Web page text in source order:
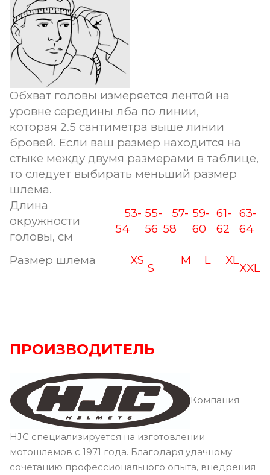
Обхват головы измеряется лентой на
уровне середины лба по линии,
которая 2.5 сантиметра выше линии
бровей. Если ваш размер находится на
стыке между двумя размерами в таблице,
то следует выбирать меньший размер
шлема.
Длина
окружности
головы, см
53-
54
55-
56
57-
58
59-
60
61-
62
63-
64
Размер шлема XS
S
M L XL
XXL
ПРОИЗВОДИТЕЛЬ
Компания
HJC специализируется на изготовлении
мотошлемов с 1971 года. Благодаря удачному
сочетанию профессионального опыта, внедрения